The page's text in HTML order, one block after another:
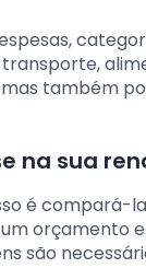
também
na sua
é compará-
orçamento
são